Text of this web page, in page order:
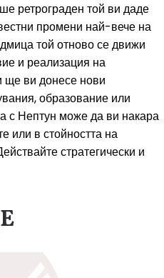
ретрограден той ви даде
промени най-вече на
той отново се движи
и реализация на
ще ви донесе нови
образование или
с Нептун може да ви накара
или в стойността на
стратегически и